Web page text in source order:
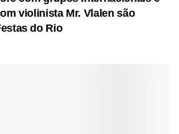
violinista Mr. Vlalen são
do Rio